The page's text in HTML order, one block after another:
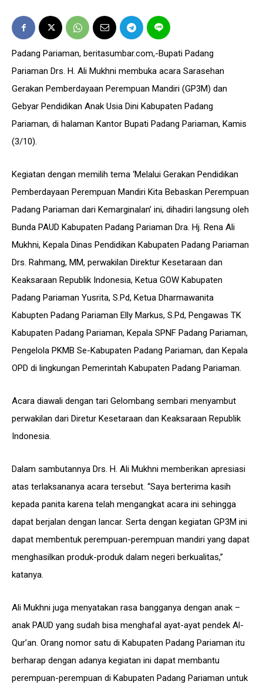
Padang Pariaman, beritasumbar.com,-Bupati Padang
Pariaman Drs. H. Ali Mukhni membuka acara Sarasehan
Gerakan Pemberdayaan Perempuan Mandiri (GP3M) dan
Gebyar Pendidikan Anak Usia Dini Kabupaten Padang
Pariaman, di halaman Kantor Bupati Padang Pariaman, Kamis
(3/10).
Kegiatan dengan memilih tema ‘Melalui Gerakan Pendidikan
Pemberdayaan Perempuan Mandiri Kita Bebaskan Perempuan
Padang Pariaman dari Kemarginalan’ ini, dihadiri langsung oleh
Bunda PAUD Kabupaten Padang Pariaman Dra. Hj. Rena Ali
Mukhni, Kepala Dinas Pendidikan Kabupaten Padang Pariaman
Drs. Rahmang, MM, perwakilan Direktur Kesetaraan dan
Keaksaraan Republik Indonesia, Ketua GOW Kabupaten
Padang Pariaman Yusrita, S.Pd, Ketua Dharmawanita
Kabupten Padang Pariaman Elly Markus, S.Pd, Pengawas TK
Kabupaten Padang Pariaman, Kepala SPNF Padang Pariaman,
Pengelola PKMB Se-Kabupaten Padang Pariaman, dan Kepala
OPD di lingkungan Pemerintah Kabupaten Padang Pariaman.
Acara diawali dengan tari Gelombang sembari menyambut
perwakilan dari Diretur Kesetaraan dan Keaksaraan Republik
Indonesia.
Dalam sambutannya Drs. H. Ali Mukhni memberikan apresiasi
atas terlaksananya acara tersebut. “Saya berterima kasih
kepada panita karena telah mengangkat acara ini sehingga
dapat berjalan dengan lancar. Serta dengan kegiatan GP3M ini
dapat membentuk perempuan-perempuan mandiri yang dapat
menghasilkan produk-produk dalam negeri berkualitas,”
katanya.
Ali Mukhni juga menyatakan rasa bangganya dengan anak –
anak PAUD yang sudah bisa menghafal ayat-ayat pendek Al-
Qur’an. Orang nomor satu di Kabupaten Padang Pariaman itu
berharap dengan adanya kegiatan ini dapat membantu
perempuan-perempuan di Kabupaten Padang Pariaman untuk